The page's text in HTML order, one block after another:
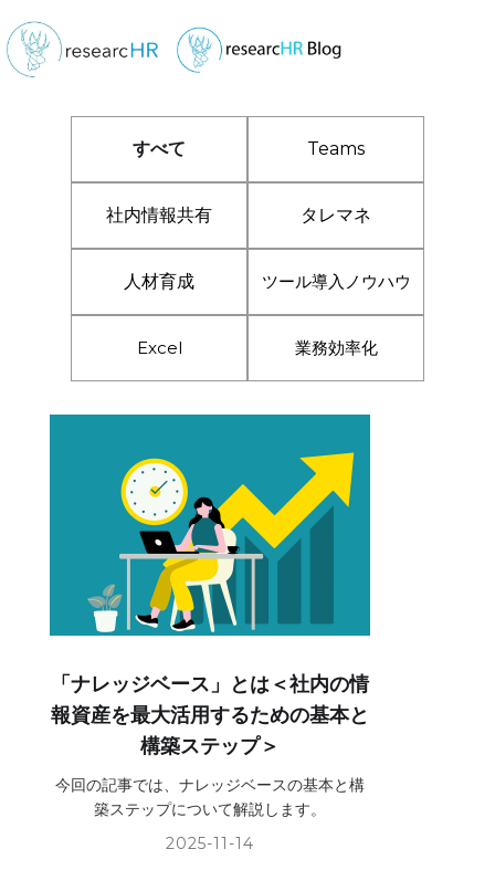
すべて Teams
社内情報共有 タレマネ
人材育成 ツール導入ノウハウ
Excel 業務効率化
「ナレッジベース」とは＜社内の情
報資産を最大活用するための基本と
構築ステップ＞
今回の記事では、ナレッジベースの基本と構
築ステップについて解説します。
2025-11-14